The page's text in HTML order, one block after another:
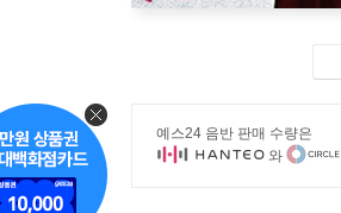
예스24 음반 판매 수량은
와